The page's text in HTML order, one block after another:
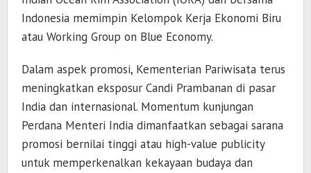
Indonesia memimpin Kelompok Kerja Ekonomi Biru
atau Working Group on Blue Economy.
Dalam aspek promosi, Kementerian Pariwisata terus
meningkatkan eksposur Candi Prambanan di pasar
India dan internasional. Momentum kunjungan
Perdana Menteri India dimanfaatkan sebagai sarana
promosi bernilai tinggi atau high-value publicity
untuk memperkenalkan kekayaan budaya dan